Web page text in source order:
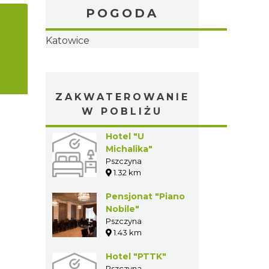
POGODA
Katowice
ZAKWATEROWANIE
W POBLIŻU
Hotel "U
Michalika"
Pszczyna
1.32 km
Pensjonat "Piano
Nobile"
Pszczyna
1.43 km
Hotel "PTTK"